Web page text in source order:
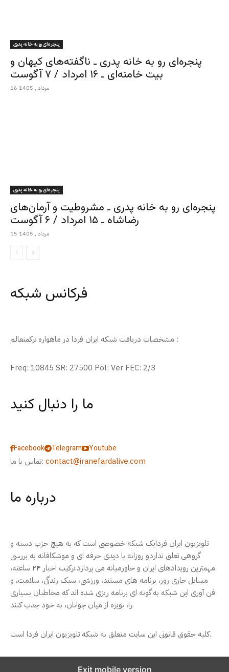
پنجره‌ای رو به خانه پدری
پنجره‌ای رو به خانه پدری ـ ناگفته‌های کیهان و
بیت خامنه‌ای ـ ۱۶ امرداد / ۷ آگوست
16 مرداد , 1405
پنجره‌ای رو به خانه پدری
پنجره‌ای رو به خانه پدری ـ مشروطیت و آرمان‌های
رضاشاه ـ ۱۵ امرداد / ۶ آگوست
15 مرداد , 1405
فرکانس شبکه
مشخصات دریافت شبکه ایران فردا در ماهواره ترکمنعالم :
Freq: 10845 SR: 27500 Pol: Ver FEC: 2/3
ما را دنبال کنید
Facebook Telegram
Youtube
تماس با ما: contact@iranefardalive.com
درباره ما
تلویزیون ایران فردایک شبکه خصوصی است که به هیچ حزب دسته و
گروهی تعلق نداردو روزانه با دیدی حرفه ای و موشکافانه به بررسی
مهمترین رویدادهای ایران و خاورمیانه می پردازد.ترکیب اخبار ۲۴ ساعته،
مسایل جاری روز، برنامه های مستند، ورزشی، سبک زندگی، سلامت، و
فن آوری این شبکه به گونه ای برنامه ریزی شده اند که مخاطبان بسیاری
را، بویژه از میان جوانان، به خود جذب کنند.
کلیه حقوق قانونی این سایت متعلق به شبکه تلویزیون ایران فردا است.
Exit mobile version